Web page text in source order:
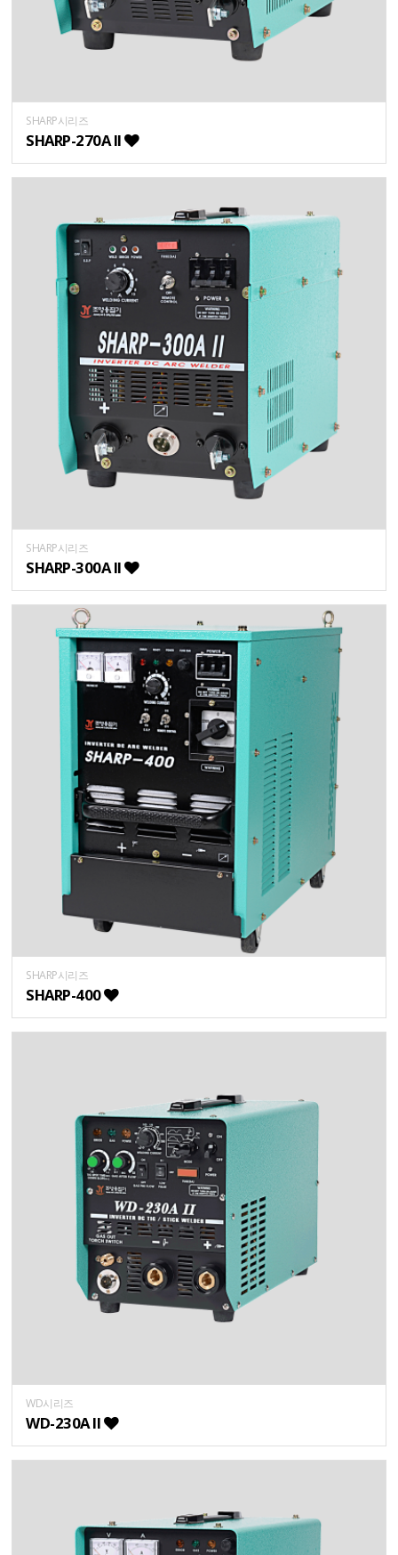
SHARP시리즈
SHARP-270A II
SHARP시리즈
SHARP-300A II
SHARP시리즈
SHARP-400
WD시리즈
WD-230A II